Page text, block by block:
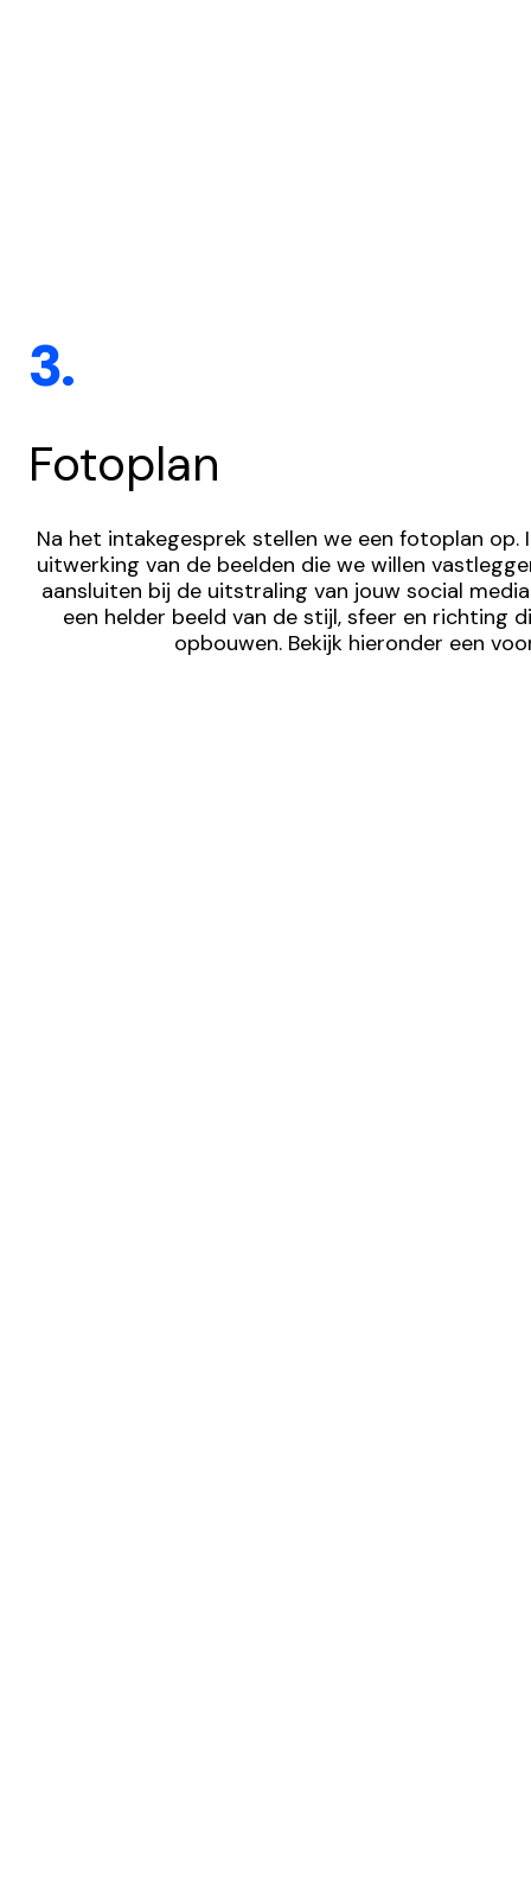
3.
Fotoplan
Na het intakegesprek stellen we een fotoplan op.
uitwerking van de beelden die we willen
aansluiten bij de uitstraling van jouw social
een helder beeld van de stijl, sfeer en richting
opbouwen. Bekijk hieronder een